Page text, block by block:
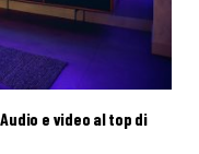
e video al top di